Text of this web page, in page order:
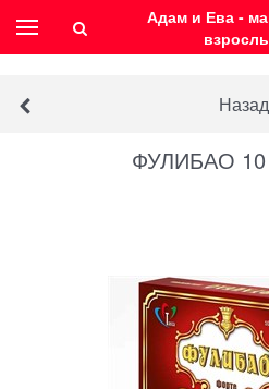
Адам и Ева -
Назад
ФУЛИБАО